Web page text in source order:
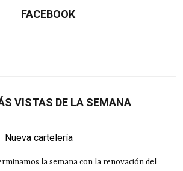
FACEBOOK
VISTAS DE LA SEMANA
Nueva cartelería
la semana con la renovación del